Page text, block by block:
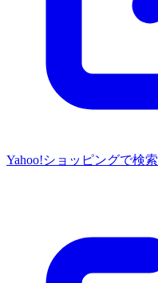
Yahoo!ショッピングで検索